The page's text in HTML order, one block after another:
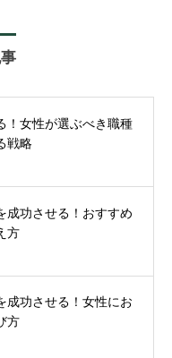
！女性が選ぶべき職種
戦略
成功させる！おすすめ
方
成功させる！女性にお
方